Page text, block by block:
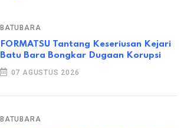
BATUBARA
FORMATSU Tantang Keseriusan Kejari
Batu Bara Bongkar Dugaan Korupsi
07 AGUSTUS 2026
BATUBARA